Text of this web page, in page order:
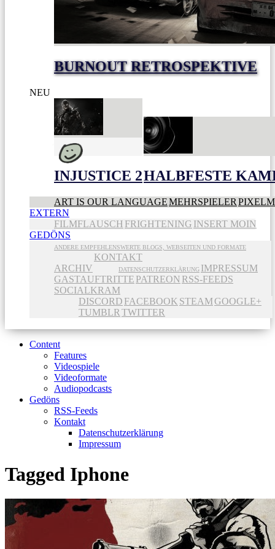
BURNOUT RETROSPEKTIVE
NEU
INJUSTICE 2HALBFESTE
ART IS OUR LANGUAGEMEHRSPIELER
EXTERN
FILMFLAUSCH FRIGHTENING INSERT MOIN
GEDÖNS
ANDERE EMPFEHLENSWERTE BLOGS, WEBSEITEN UND FORMATE
ARCHIV
KONTAKT
DATENSCHUTZERKLÄRUNG IMPRESSUM
GASTAUFTRITTE PATREON RSS-FEEDS
SOCIALKRAM
DISCORD FACEBOOK STEAMGOOGLE+
TUMBLR TWITTER
Content
Features
Videospiele
Videoformate
Audiopodcasts
Gedöns
RSS-Feeds
Kontakt
Datenschutzerklärung
Impressum
Tagged Iphone